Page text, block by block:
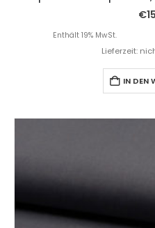
€
Enthält 19% MwSt.
Lieferzeit:
IN DEN